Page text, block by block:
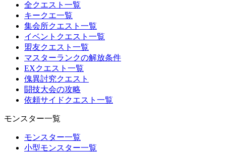
全クエスト一覧
キークエ一覧
集会所クエスト一覧
イベントクエスト一覧
盟友クエスト一覧
マスターランクの解放条件
EXクエスト一覧
傀異討究クエスト
闘技大会の攻略
依頼サイドクエスト一覧
モンスター一覧
モンスター一覧
小型モンスター一覧